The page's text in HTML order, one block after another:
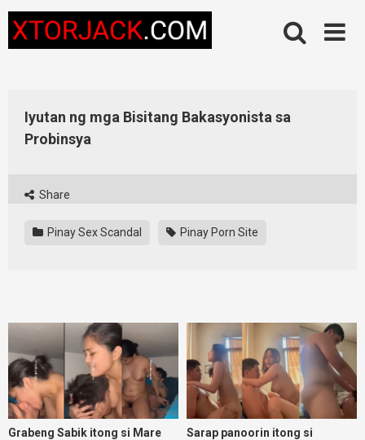
content
Iyutan ng mga Bisitang Bakasyonista sa
Probinsya
Share
Pinay Sex Scandal Pinay Porn Site
Grabeng Sabik itong si Mare
Sarap panoorin itong si